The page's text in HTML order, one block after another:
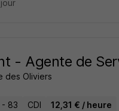
- Agente de
des Oliviers
- 83 CDI 12,31 € / heure